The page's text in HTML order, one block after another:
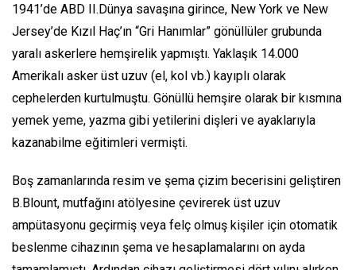
1941’de ABD II.Dünya savaşına girince, New York ve New
Jersey’de Kızıl Haç’ın “Gri Hanımlar” gönüllüler grubunda
yaralı askerlere hemşirelik yapmıştı. Yaklaşık 14.000
Amerikalı asker üst uzuv (el, kol vb.) kayıplı olarak
cephelerden kurtulmuştu. Gönüllü hemşire olarak bir kısmına
yemek yeme, yazma gibi yetilerini dişleri ve ayaklarıyla
kazanabilme eğitimleri vermişti.
Boş zamanlarında resim ve şema çizim becerisini geliştiren
B.Blount, mutfağını atölyesine çevirerek üst uzuv
ampütasyonu geçirmiş veya felç olmuş kişiler için otomatik
beslenme cihazının şema ve hesaplamalarını on ayda